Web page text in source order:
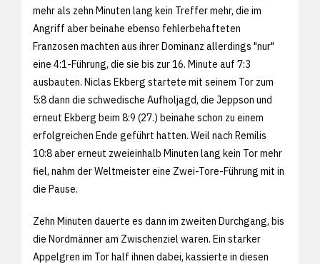
mehr als zehn Minuten lang kein Treffer mehr, die im
Angriff aber beinahe ebenso fehlerbehafteten
Franzosen machten aus ihrer Dominanz allerdings "nur"
eine 4:1-Führung, die sie bis zur 16. Minute auf 7:3
ausbauten. Niclas Ekberg startete mit seinem Tor zum
5:8 dann die schwedische Aufholjagd, die Jeppson und
erneut Ekberg beim 8:9 (27.) beinahe schon zu einem
erfolgreichen Ende geführt hatten. Weil nach Remilis
10:8 aber erneut zweieinhalb Minuten lang kein Tor mehr
fiel, nahm der Weltmeister eine Zwei-Tore-Führung mit in
die Pause.
Zehn Minuten dauerte es dann im zweiten Durchgang, bis
die Nordmänner am Zwischenziel waren. Ein starker
Appelgren im Tor half ihnen dabei, kassierte in diesen